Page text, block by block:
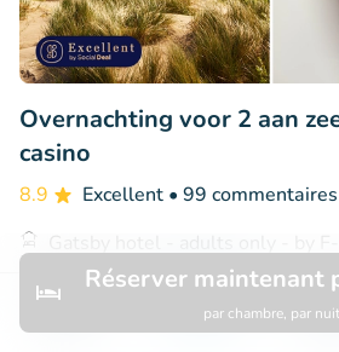
Rechercher
Réserver maintenant
par chambre, par nuit
Overnachting voor 2 aan
casino
8.9 Excellent • 99 commentaires
Blankenberge (13km)
Vendu : 148